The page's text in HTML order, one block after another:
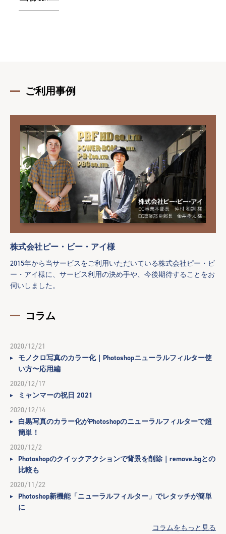
ご利用事例
株式会社ピー・ビー・アイ様
2015年から当サービスをご利用いただいている株式会社ピー・ビ
ー・アイ様に、サービス利用の決め手や、今後期待することをお
伺いしました。
コラム
2020/12/21
モノクロ写真のカラー化｜Photoshopニューラルフィルター使
い方〜応用編
2020/12/17
ミャンマーの祝日 2021
2020/12/14
白黒写真のカラー化がPhotoshopのニューラルフィルターで超
簡単！
2020/12/2
Photoshopのクイックアクションで背景を削除｜remove.bgとの
比較も
2020/11/22
Photoshop新機能「ニューラルフィルター」でレタッチが簡単
に
コラムをもっと見る